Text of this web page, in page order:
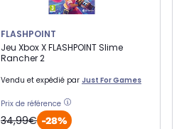
FLASHPOINT
Jeu Xbox X FLASHPOINT Slime
Rancher 2
Vendu et expédié par Just For Games
Prix de référence
34,99€ -28%